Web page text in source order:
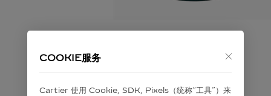
COOKIE服务
Cartier 使⽤ Cookie, SDK, Pixels（统称“⼯具”）来